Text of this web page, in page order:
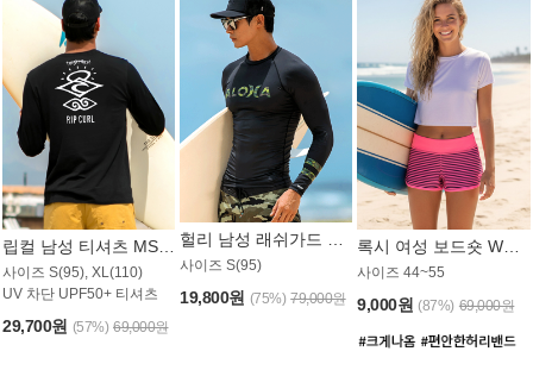
사이즈 S(95), XL(110)
UV 차단 UPF50+ 티셔츠
29,700원 (57%) 69,000원
사이즈 S(95)
19,800원 (75%) 79,000원
사이즈 44~55
9,000원 (87%) 69,000원